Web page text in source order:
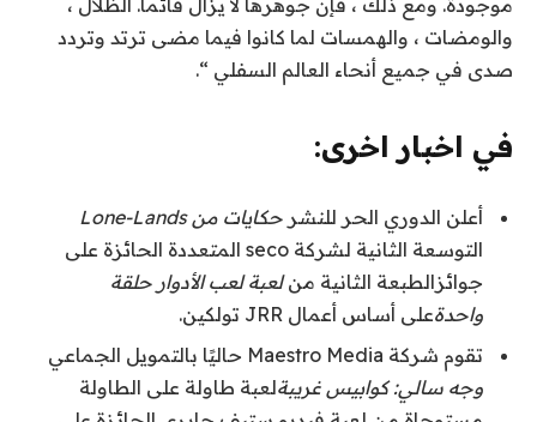
موجودة. ومع ذلك ، فإن جوهرها لا يزال قائما. الظلال ،
والومضات ، والهمسات لما كانوا فيما مضى ترتد وتردد
صدى في جميع أنحاء العالم السفلي “.
في اخبار اخرى:
أعلن الدوري الحر للنشر حكايات من Lone-Lands
التوسعة الثانية لشركة seco المتعددة الحائزة على
جوائزالطبعة الثانية منلعبة لعب الأدوار حلقة
واحدةعلى أساس أعمال JRR تولكين.
تقوم شركة Maestro Media حاليًا بالتمويل الجماعي
وجه سالي: كوابيس غريبةلعبة طاولة على الطاولة